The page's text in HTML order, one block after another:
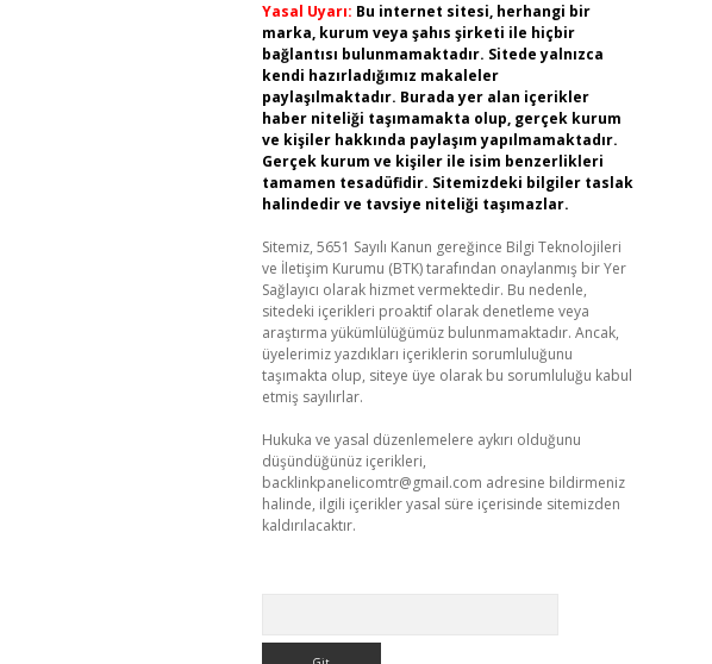
Yasal Uyarı: Bu internet sitesi, herhangi bir
marka, kurum veya şahıs şirketi ile hiçbir
bağlantısı bulunmamaktadır. Sitede yalnızca
kendi hazırladığımız makaleler
paylaşılmaktadır. Burada yer alan içerikler
haber niteliği taşımamakta olup, gerçek kurum
ve kişiler hakkında paylaşım yapılmamaktadır.
Gerçek kurum ve kişiler ile isim benzerlikleri
tamamen tesadüfidir. Sitemizdeki bilgiler taslak
halindedir ve tavsiye niteliği taşımazlar.
Sitemiz, 5651 Sayılı Kanun gereğince Bilgi Teknolojileri
ve İletişim Kurumu (BTK) tarafından onaylanmış bir Yer
Sağlayıcı olarak hizmet vermektedir. Bu nedenle,
sitedeki içerikleri proaktif olarak denetleme veya
araştırma yükümlülüğümüz bulunmamaktadır. Ancak,
üyelerimiz yazdıkları içeriklerin sorumluluğunu
taşımakta olup, siteye üye olarak bu sorumluluğu kabul
etmiş sayılırlar.
Hukuka ve yasal düzenlemelere aykırı olduğunu
düşündüğünüz içerikleri,
backlinkpanelicomtr@gmail.com adresine bildirmeniz
halinde, ilgili içerikler yasal süre içerisinde sitemizden
kaldırılacaktır.